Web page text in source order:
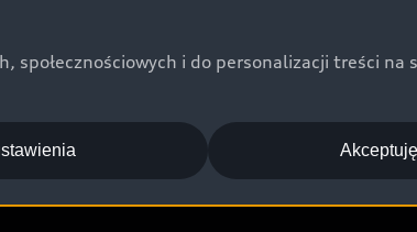
w Warszawie
i do personalizacji treści na
Akceptuję